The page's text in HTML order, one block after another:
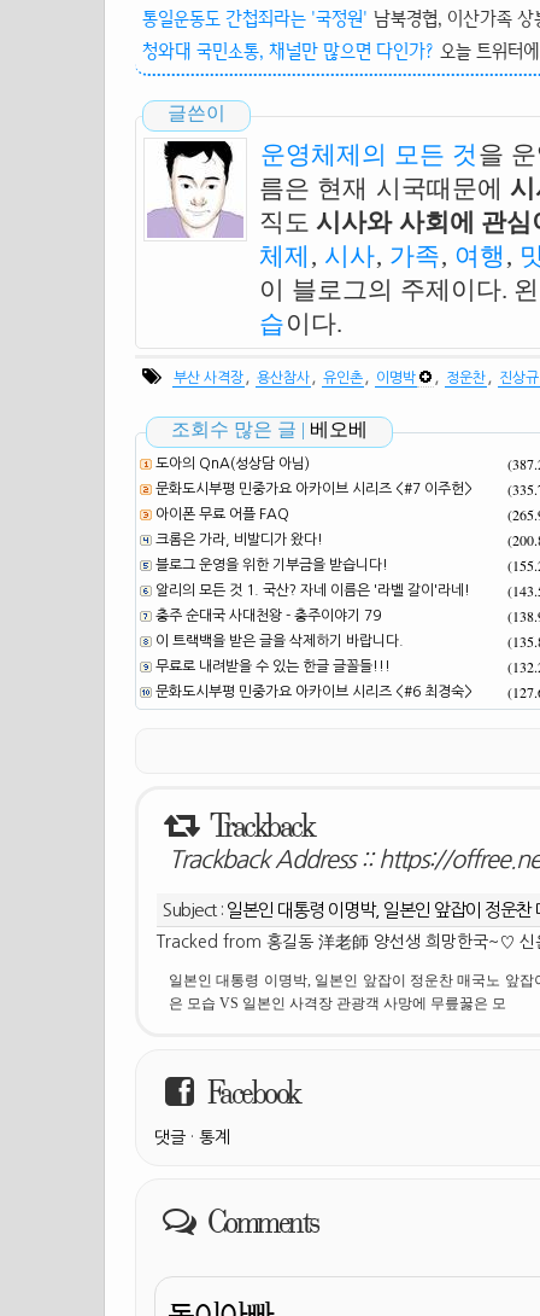
통일운동도 간첩죄라는 '국정원' 남북경협, 이산가족
청와대 국민소통, 채널만 많으면 다인가? 오늘 트위터
글쓴이
운영체제의 모든 것 을
름은 현재 시국때문에
직도 시사와 사회에 관
체제 , 시사, 가족, 여행 ,
이 블로그의 주제이다.
습이다.
부산 사격장 용산참사 유인촌 이명박 정운찬 진상
조회수 많은 글 | 베오베
도아의 QnA(성상담 아님)
문화도시부평 민중가요 아카이브 시리즈 <#7 이주헌>
아이폰 무료 어플 FAQ
크롬은 가라, 비발디가 왔다!
블로그 운영을 위한 기부금을 받습니다!
알리의 모든 것 1. 국산? 자네 이름은 '라벨 갈이'라네!
충주 순대국 사대천왕 - 충주이야기 79
이 트랙백을 받은 글을 삭제하기 바랍니다.
무료로 내려받을 수 있는 한글 글꼴들!!!
문화도시부평 민중가요 아카이브 시리즈 <#6 최경숙>
Trackback
Trackback Address :: https://
Subject : 일본인 대통령 이명박, 일본인 앞잡이 정운찬
Tracked from 홍길동 洋老師 양선생 희망한국~♡ 신
일본인 대통령 이명박, 일본인 앞잡이 정운찬 매국노 앞
은 모습 VS 일본인 사격장 관광객 사망에 무릎꿇은 모
Facebook
댓글 · 통계
Comments